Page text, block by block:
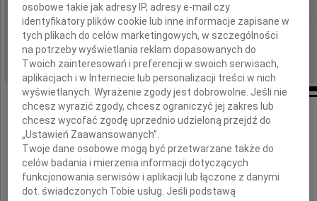
IMIĘ I NAZWISKO:
REGION: Radom
DATA EMISJI: 07.08.2019
Zmarł
mgr inż.
Antoni Stępniewski
osobowe takie jak adresy IP, adresy e-mail czy
identyfikatory plików cookie lub inne informacje zapisane w
tych plikach do celów marketingowych, w szczególności
na potrzeby wyświetlania reklam dopasowanych do
Twoich zainteresowań i preferencji w swoich serwisach,
aplikacjach i w Internecie lub personalizacji treści w nich
wyświetlanych. Wyrażenie zgody jest dobrowolne. Jeśli nie
chcesz wyrazić zgody, chcesz ograniczyć jej zakres lub
chcesz wycofać zgodę uprzednio udzieloną przejdź do
„Ustawień Zaawansowanych”.
Twoje dane osobowe mogą być przetwarzane także do
celów badania i mierzenia informacji dotyczących
funkcjonowania serwisów i aplikacji lub łączone z danymi
dot. świadczonych Tobie usług. Jeśli podstawą